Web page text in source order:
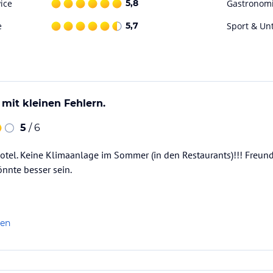
mit süß-sauren, scharf und milden
in die Speisen aus Fernost. Hier
an kalt / warmen Vor-, Haupt- und
PURA ALM, auf der Galerie, wo Sie
und Winter Wonderland – alle vier
5,8
5,7 Sport &
kleinen Fehlern.
5 / 6
Keine Klimaanlage im Sommer (in den Restaurants)!!!
besser sein.